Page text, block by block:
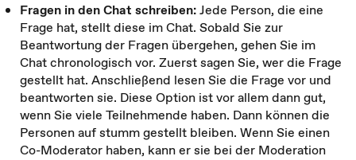
Fragen in den Chat schreiben:Jede Person, die eine
Frage hat, stellt diese im Chat. Sobald Sie zur
Beantwor­tung der Fragen übergehen, gehen Sie im
Chat chronologisch vor. Zuerst sagen Sie, wer die Frage
gestellt hat. Anschließend lesen Sie die Frage vor und
beant­worten sie. Diese Option ist vor allem dann gut,
wenn Sie viele Teilnehmende haben. Dann können die
Personen auf stumm gestellt bleiben. Wenn Sie einen
Co-Moderator haben, kann er sie bei der Moderation